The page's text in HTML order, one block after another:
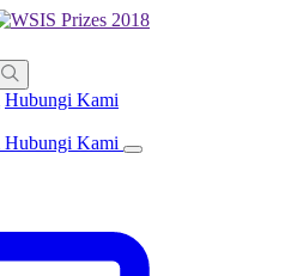
Hubungi Kami
Hubungi Kami